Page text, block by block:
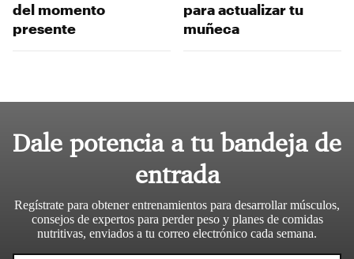
del momento
presente
para actualizar tu
muñeca
Dale potencia a tu bandeja de
entrada
Regístrate para obtener entrenamientos para desarrollar músculos,
consejos de expertos para perder peso y planes de comidas
nutritivas, enviados a tu correo electrónico cada semana.